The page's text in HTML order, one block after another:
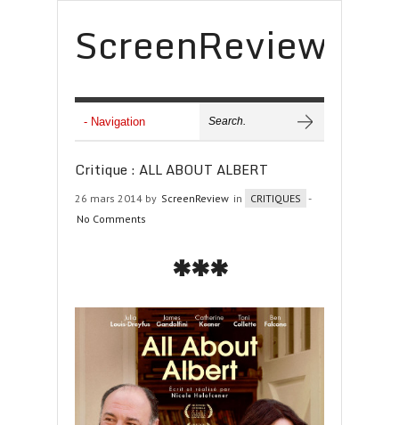
ScreenReview
Critique : ALL ABOUT ALBERT
26 mars 2014 by ScreenReview in CRITIQUES -
No Comments
***